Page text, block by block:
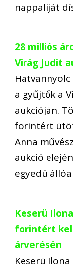
nappaliját
28 milliós
Virág Judit
a gyűjtők a
aukcióján.
forintért
Anna
aukció
Keserü
forintért
árverésén
Keserü Ilona